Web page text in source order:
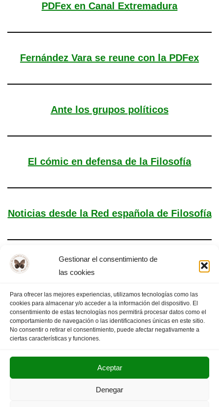
Gestionar el consentimiento de
las cookies
Para ofrecer las mejores experiencias, utilizamos tecnologías como las
cookies para almacenar y/o acceder a la información del dispositivo. El
consentimiento de estas tecnologías nos permitirá procesar datos como el
comportamiento de navegación o las identificaciones únicas en este sitio.
No consentir o retirar el consentimiento, puede afectar negativamente a
ciertas características y funciones.
Aceptar
Denegar
PDFex en Canal Extremadura
Fernández Vara se reune con la PDFex
Ante los grupos políticos
El cómic en defensa de la Filosofía
Noticias desde la Red española de Filosofía
IU se compromete a defender la Filosofía
« PÁGINA ANTERIOR 1 … 3
POLITICA DE PRIVACIDAD
AVISO LEGAL